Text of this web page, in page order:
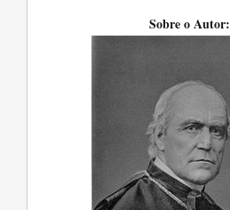
Sobre o Autor: